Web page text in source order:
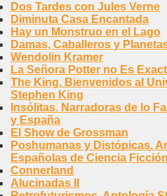
Dos Tardes con Jules Verne
Diminuta Casa Encantada
Hay un Monstruo en el Lago
Damas, Caballeros y
Wendolin Kramer
La Señora Potter no Es
The King. Bienvenidos al
Stephen King
Insólitas. Narradoras de lo
y España
El Show de Grossman
Poshumanas y Distópicas.
Españolas de Ciencia Ficción
Connerland
Alucinadas II